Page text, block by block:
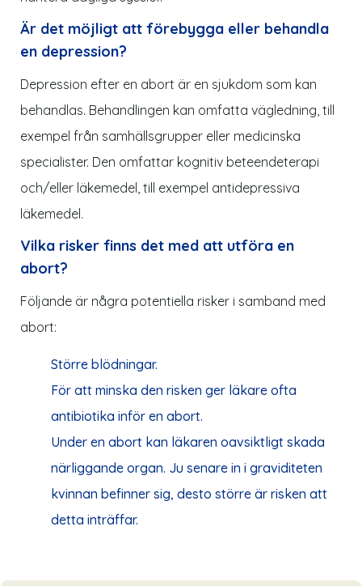
Är det möjligt att förebygga eller behandla
en depression?
Depression efter en abort är en sjukdom som kan
behandlas. Behandlingen kan omfatta vägledning, till
exempel från samhällsgrupper eller medicinska
specialister. Den omfattar kognitiv beteendeterapi
och/eller läkemedel, till exempel antidepressiva
läkemedel.
Vilka risker finns det med att utföra en
abort?
Följande är några potentiella risker i samband med
abort:
Större blödningar.
För att minska den risken ger läkare ofta
antibiotika inför en abort.
Under en abort kan läkaren oavsiktligt skada
närliggande organ. Ju senare in i graviditeten
kvinnan befinner sig, desto större är risken att
detta inträffar.